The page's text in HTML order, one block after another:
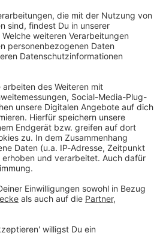
uns etwas sagen?
Hotline
© dpa-infocom, dpa:260123-930-587550/1